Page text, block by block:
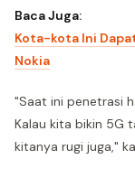
Baca Juga:
Kota-kota Ini
Nokia
"Saat ini penetrasi
Kalau kita bikin 5G
kitanya rugi juga,"